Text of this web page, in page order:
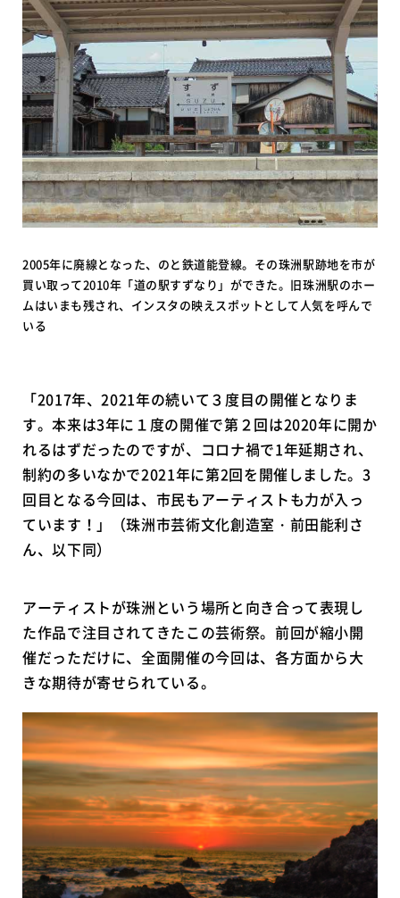
2005年に廃線となった、のと鉄道能登線。その珠洲駅跡地を市が
買い取って2010年「道の駅すずなり」ができた。旧珠洲駅のホー
ムはいまも残され、インスタの映えスポットとして人気を呼んで
いる
「2017年、2021年の続いて３度目の開催となりま
す。本来は3年に１度の開催で第２回は2020年に開か
れるはずだったのですが、コロナ禍で1年延期され、
制約の多いなかで2021年に第2回を開催しました。3
回目となる今回は、市民もアーティストも力が入っ
ています！」（珠洲市芸術文化創造室・前田能利さ
ん、以下同）
アーティストが珠洲という場所と向き合って表現し
た作品で注目されてきたこの芸術祭。前回が縮小開
催だっただけに、全面開催の今回は、各方面から大
きな期待が寄せられている。